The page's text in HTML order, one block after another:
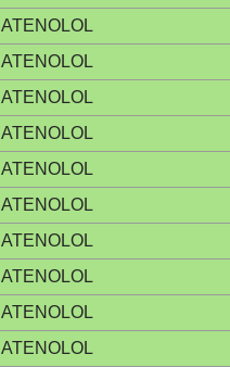
ATENOLOL
ATENOLOL
ATENOLOL
ATENOLOL
ATENOLOL
ATENOLOL
ATENOLOL
ATENOLOL
ATENOLOL
ATENOLOL